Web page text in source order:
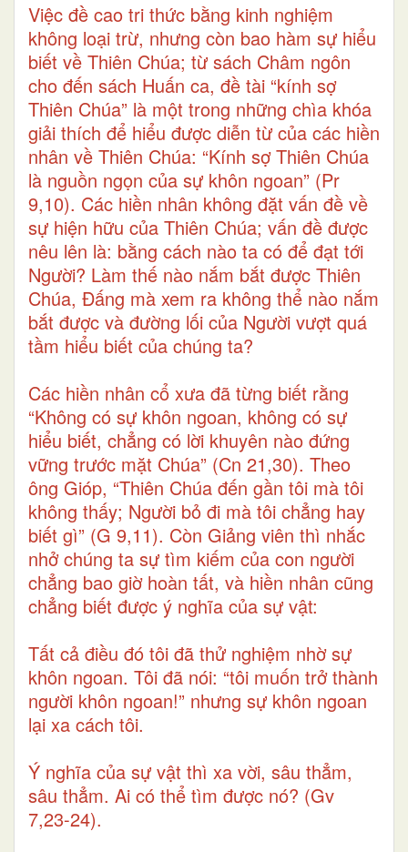
Việc đề cao tri thức bằng kinh nghiệm
không loại trừ, nhưng còn bao hàm sự hiểu
biết về Thiên Chúa; từ sách Châm ngôn
cho đến sách Huấn ca, đề tài “kính sợ
Thiên Chúa” là một trong những chìa khóa
giải thích để hiểu được diễn từ của các hiền
nhân về Thiên Chúa: “Kính sợ Thiên Chúa
là nguồn ngọn của sự khôn ngoan” (Pr
9,10). Các hiền nhân không đặt vấn đề về
sự hiện hữu của Thiên Chúa; vấn đề được
nêu lên là: bằng cách nào ta có để đạt tới
Người? Làm thế nào nắm bắt được Thiên
Chúa, Đấng mà xem ra không thể nào nắm
bắt được và đường lối của Người vượt quá
tầm hiểu biết của chúng ta?
Các hiền nhân cổ xưa đã từng biết rằng
“Không có sự khôn ngoan, không có sự
hiểu biết, chẳng có lời khuyên nào đứng
vững trước mặt Chúa” (Cn 21,30). Theo
ông Gióp, “Thiên Chúa đến gần tôi mà tôi
không thấy; Người bỏ đi mà tôi chẳng hay
biết gì” (G 9,11). Còn Giảng viên thì nhắc
nhở chúng ta sự tìm kiếm của con người
chẳng bao giờ hoàn tất, và hiền nhân cũng
chẳng biết được ý nghĩa của sự vật:
Tất cả điều đó tôi đã thử nghiệm nhờ sự
khôn ngoan. Tôi đã nói: “tôi muốn trở thành
người khôn ngoan!” nhưng sự khôn ngoan
lại xa cách tôi.
Ý nghĩa của sự vật thì xa vời, sâu thẳm,
sâu thẳm. Ai có thể tìm được nó? (Gv
7,23-24).